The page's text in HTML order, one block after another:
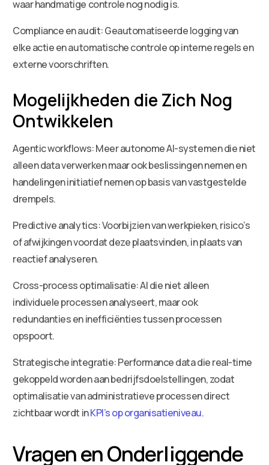
waar handmatige controle nog nodig is.
Compliance en audit: Geautomatiseerde logging van
elke actie en automatische controle op interne regels en
externe voorschriften.
Mogelijkheden die Zich Nog
Ontwikkelen
Agentic workflows: Meer autonome AI-systemen die niet
alleen data verwerken maar ook beslissingen nemen en
handelingen initiatief nemen op basis van vastgestelde
drempels.
Predictive analytics: Voorbijzien van werkpieken, risico’s
of afwijkingen voordat deze plaatsvinden, in plaats van
reactief analyseren.
Cross-process optimalisatie: AI die niet alleen
individuele processen analyseert, maar ook
redundanties en inefficiënties tussen processen
opspoort.
Strategische integratie: Performance data die real-time
gekoppeld worden aan bedrijfsdoelstellingen, zodat
optimalisatie van administratieve processen direct
zichtbaar wordt inKPI’s op organisatieniveau.
Vragen en Onderliggende